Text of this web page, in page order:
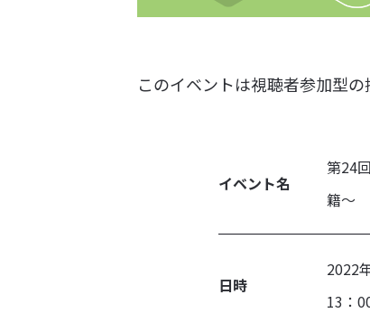
このイベントは視聴者参加型
イベント名
第24
籍～
日時
2022
13：